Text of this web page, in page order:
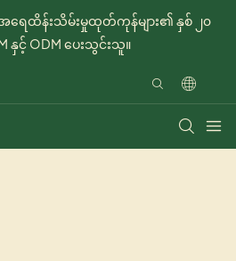
ရေထိန်းသိမ်းမှုထုတ်ကုန်များ၏ နှစ် ၂၀
နှင့် ODM ပေးသွင်းသူ။